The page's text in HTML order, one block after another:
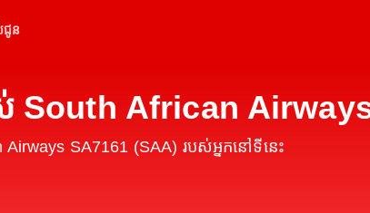
ជូន
South African
SA7161 (SAA) របស់អ្នកនៅទីនេះ